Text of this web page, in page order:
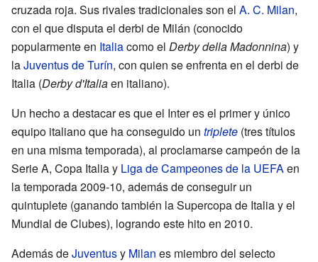
cruzada roja. Sus rivales tradicionales son el A. C. Milan,
con el que disputa el derbi de Milán (conocido
popularmente en Italiacomo el Derby della Madonnina) y
laJuventus de Turín, con quien se enfrenta en el derbi de
Italia (Derby d'Italiaen italiano).
Un hecho a destacar es que el Inter es el primer y único
equipo italiano que ha conseguido un triplete (tres títulos
en una misma temporada), al proclamarse campeón de la
Serie A, Copa Italia y Liga de Campeones de la UEFAen
la temporada 2009-10, además de conseguir un
quintuplete (ganando también la Supercopa de Italia y el
Mundial de Clubes), logrando este hito en 2010.
Además deJuventusy Milan es miembro del selecto